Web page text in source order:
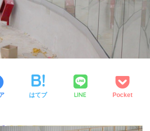
はてブ LINE Pocket